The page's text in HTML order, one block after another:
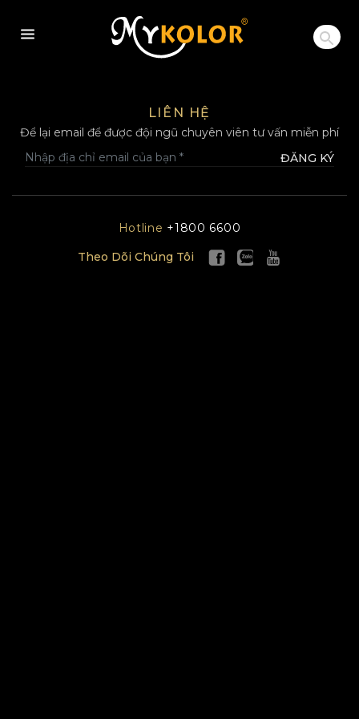
MYKOLOR
LIÊN HỆ
Để lại email để được đội ngũ chuyên viên tư vấn miễn phí
ĐĂNG KÝ
Hotline +1800 6600
Theo Dõi Chúng Tôi